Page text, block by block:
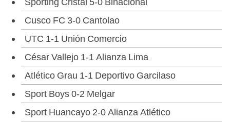
Cusco FC 3-0 Cantolao
UTC 1-1 Unión Comercio
César Vallejo 1-1 Alianza Lima
Atlético Grau 1-1 Deportivo Garcilaso
Sport Boys 0-2 Melgar
Sport Huancayo 2-0 Alianza Atlético